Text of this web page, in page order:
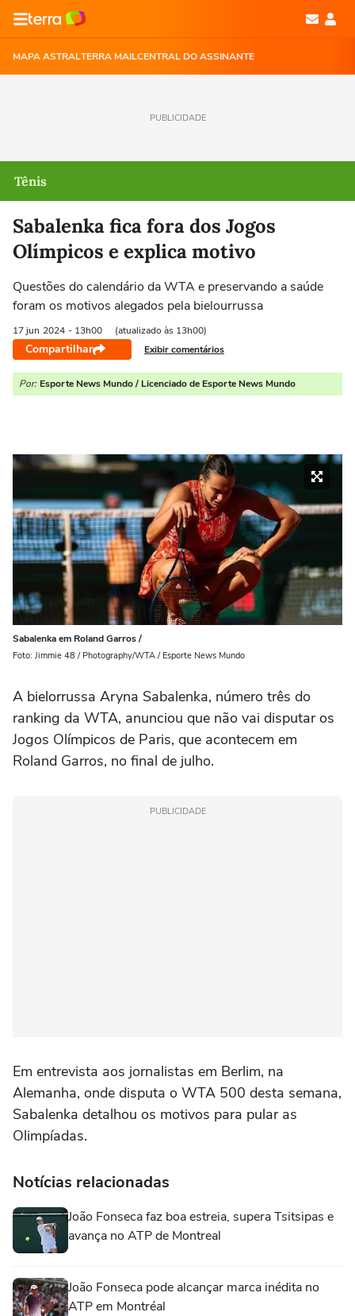
MAPA ASTRALTERRA MAILCENTRAL DO ASSINANTE
PUBLICIDADE
Tênis
Sabalenka fica fora dos Jogos
Olímpicos e explica motivo
Questões do calendário da WTA e preservando a saúde
foram os motivos alegados pela bielourrussa
17 jun 2024 - 13h00 (atualizado às 13h00)
Compartilhar Exibir comentários
Por: Esporte News Mundo / Licenciado de Esporte News Mundo
Sabalenka em Roland Garros /
Foto: Jimmie 48 / Photography/WTA / Esporte News Mundo
A bielorrussa Aryna Sabalenka, número três do
ranking da WTA, anunciou que não vai disputar os
Jogos Olímpicos de Paris, que acontecem em
Roland Garros, no final de julho.
PUBLICIDADE
Em entrevista aos jornalistas em Berlim, na
Alemanha, onde disputa o WTA 500 desta semana,
Sabalenka detalhou os motivos para pular as
Olimpíadas.
Notícias relacionadas
João Fonseca faz boa estreia, supera Tsitsipas e
avança no ATP de Montreal
João Fonseca pode alcançar marca inédita no
ATP em Montréal